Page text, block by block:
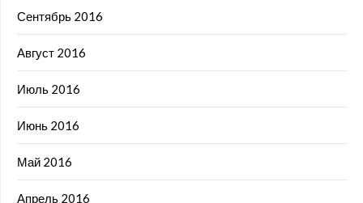
Сентябрь 2016
Август 2016
Июль 2016
Июнь 2016
Май 2016
Апрель 2016